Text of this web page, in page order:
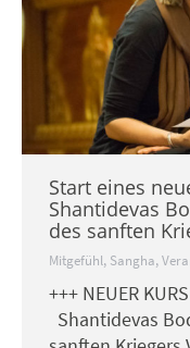
Start eines
Shantidevas
des sanften
Mitgefühl, Sangha,
+++ NEUER
Shantidevas